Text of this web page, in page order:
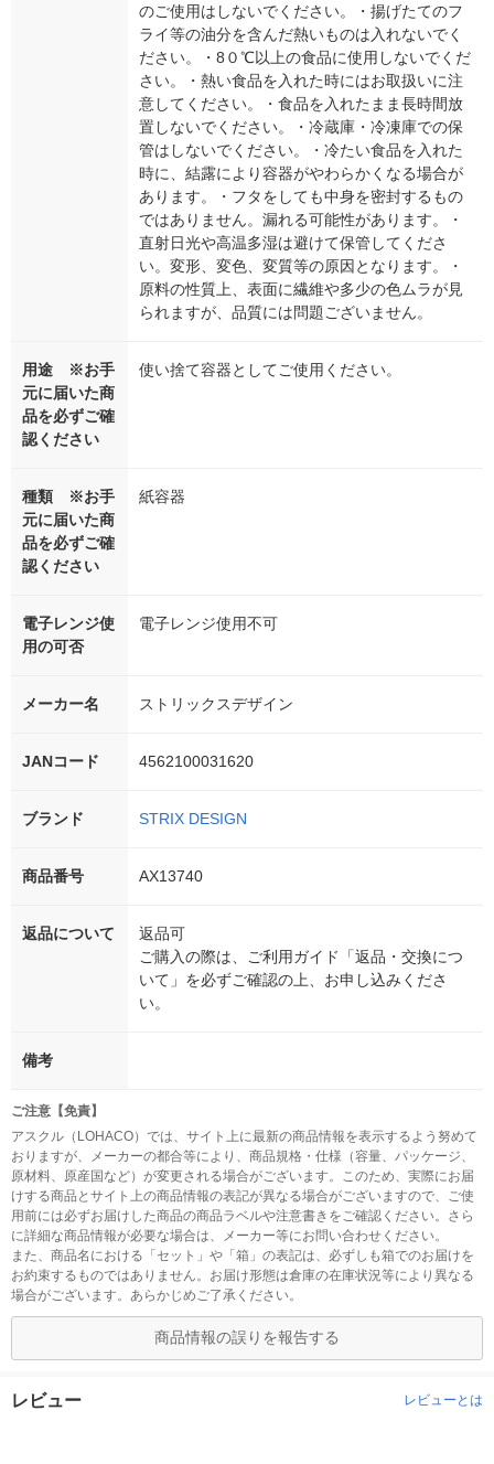
のご使用はしないでください。・揚げたてのフ
ライ等の油分を含んだ熱いものは入れないでく
ださい。・8０℃以上の食品に使用しないでくだ
さい。・熱い食品を入れた時にはお取扱いに注
意してください。・食品を入れたまま長時間放
置しないでください。・冷蔵庫・冷凍庫での保
管はしないでください。・冷たい食品を入れた
時に、結露により容器がやわらかくなる場合が
あります。・フタをしても中身を密封するもの
ではありません。漏れる可能性があります。・
直射日光や高温多湿は避けて保管してくださ
い。変形、変色、変質等の原因となります。・
原料の性質上、表面に繊維や多少の色ムラが見
られますが、品質には問題ございません。
用途 ※お手
元に届いた商
品を必ずご確
認ください
使い捨て容器としてご使用ください。
種類 ※お手
元に届いた商
品を必ずご確
認ください
紙容器
電子レンジ使
用の可否
電子レンジ使用不可
メーカー名 ストリックスデザイン
JANコード 4562100031620
ブランド STRIX DESIGN
商品番号 AX13740
返品について
返品可
ご購入の際は、ご利用ガイド「返品・交換につ
いて」を必ずご確認の上、お申し込みくださ
い。
備考
ご注意【免責】
アスクル（LOHACO）では、サイト上に最新の商品情報を表示するよう努めて
おりますが、メーカーの都合等により、商品規格・仕様（容量、パッケージ、
原材料、原産国など）が変更される場合がございます。このため、実際にお届
けする商品とサイト上の商品情報の表記が異なる場合がございますので、ご使
用前には必ずお届けした商品の商品ラベルや注意書きをご確認ください。さら
に詳細な商品情報が必要な場合は、メーカー等にお問い合わせください。
また、商品名における「セット」や「箱」の表記は、必ずしも箱でのお届けを
お約束するものではありません。お届け形態は倉庫の在庫状況等により異なる
場合がございます。あらかじめご了承ください。
商品情報の誤りを報告する
レビュー レビューとは